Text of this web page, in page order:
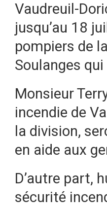
Vaudreuil-
jusqu’au 18
pompiers de
Soulanges
Monsieur
incendie de
la division,
en aide aux
D’autre part,
sécurité